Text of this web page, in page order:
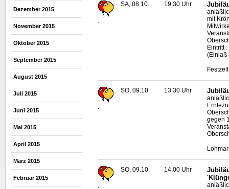
Dezember 2015
November 2015
Oktober 2015
September 2015
August 2015
Juli 2015
Juni 2015
Mai 2015
April 2015
März 2015
Februar 2015
.
SA, 08.10. 19.30 Uhr
mit
Eintritt
(Einlaß
.
SO, 09.10. 13.30 Uhr
gegen
.
SO, 09.10. 14.00 Uhr